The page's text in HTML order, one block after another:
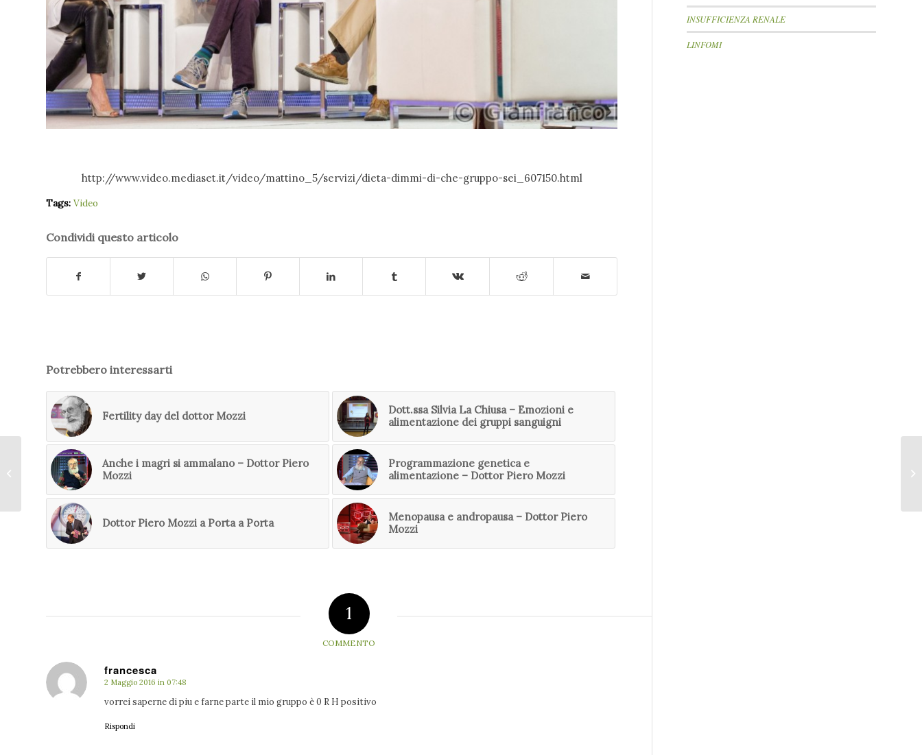
http://www.video.mediaset.it/video/mattino_5/servizi/dieta-dimmi-di-che-gruppo-sei_607150.html
Tags: Video
Condividi questo articolo
Potrebbero interessarti
Fertility day del dottor Mozzi
Dott.ssa Silvia La Chiusa – Emozioni e
alimentazione dei gruppi sanguigni
Anche i magri si ammalano – Dottor Piero
Mozzi
Programmazione genetica e
alimentazione – Dottor Piero Mozzi
Dottor Piero Mozzi a Porta a Porta
Menopausa e andropausa – Dottor Piero
Mozzi
1
COMMENTO
francesca
dice:
2 Maggio 2016 in 07:48
vorrei saperne di piu e farne parte il mio gruppo è 0 R H positivo
Rispondi
INSUFFICIENZA RENALE
LINFOMI
Dott.ssa Silvia La
Chiusa – Emozioni e
alimentazione dei
gruppi sangu...